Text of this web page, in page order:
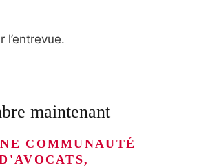
l’entrevue.
maintenant
COMMUNAUTÉ